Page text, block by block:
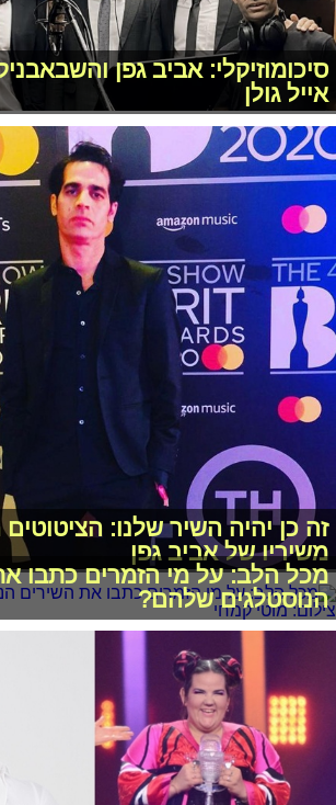
סיכומוזיקלי: אביב גפן
אייל גולן
זה כן יהיה השיר שלנו: הציטוטים
משיריו של אביב גפן
מכל הלב: על מי הזמרים כתבו
הנוסטלגים שלהם?